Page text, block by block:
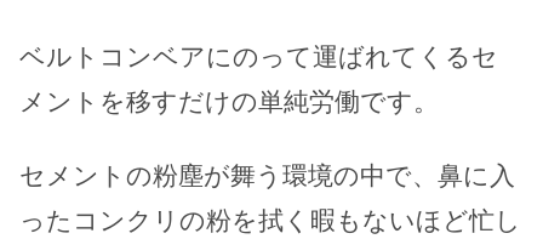
ベルトコンベアにのって運ばれてくるセ
メントを移すだけの単純労働です。
セメントの粉塵が舞う環境の中で、鼻に入
ったコンクリの粉を拭く暇もないほど忙し